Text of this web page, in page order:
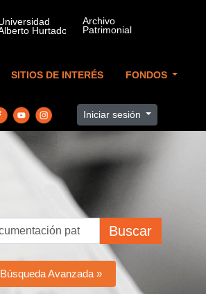
SITIOS DE INTERÉS FONDOS
Iniciar sesión
Buscar
Búsqueda Avanzada »